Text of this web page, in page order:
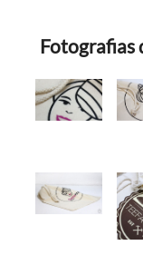
Fotografias